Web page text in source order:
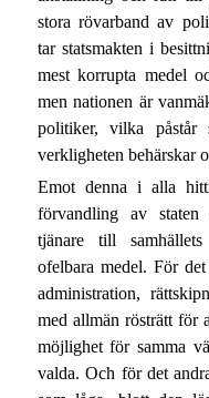
stora rövarband av
tar statsmakten i
mest korrupta medel
men nationen är
politiker, vilka
verkligheten behärskar
Emot denna i alla
förvandling av staten
tjänare till
ofelbara medel. För
administration,
med allmän rösträtt för
möjlighet för samma
valda. Och för det